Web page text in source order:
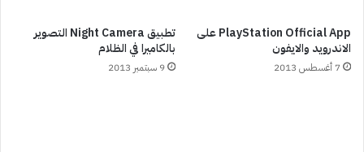
PlayStation Official App على
الاندرويد والايفون
7 أغسطس 2013
تطبيق Night Camera التصوير
بالكاميرا في الظلام
9 سبتمبر 2013